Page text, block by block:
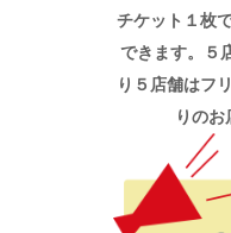
チケット１枚
できます。５
り５店舗はフ
りの